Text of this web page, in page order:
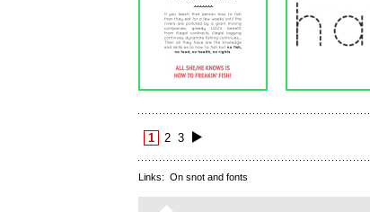
1 2 3
Links: On snot and fonts